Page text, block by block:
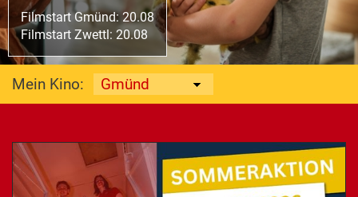
Filmstart Gmünd: 20.08
Filmstart Zwettl: 20.08
Mein Kino: